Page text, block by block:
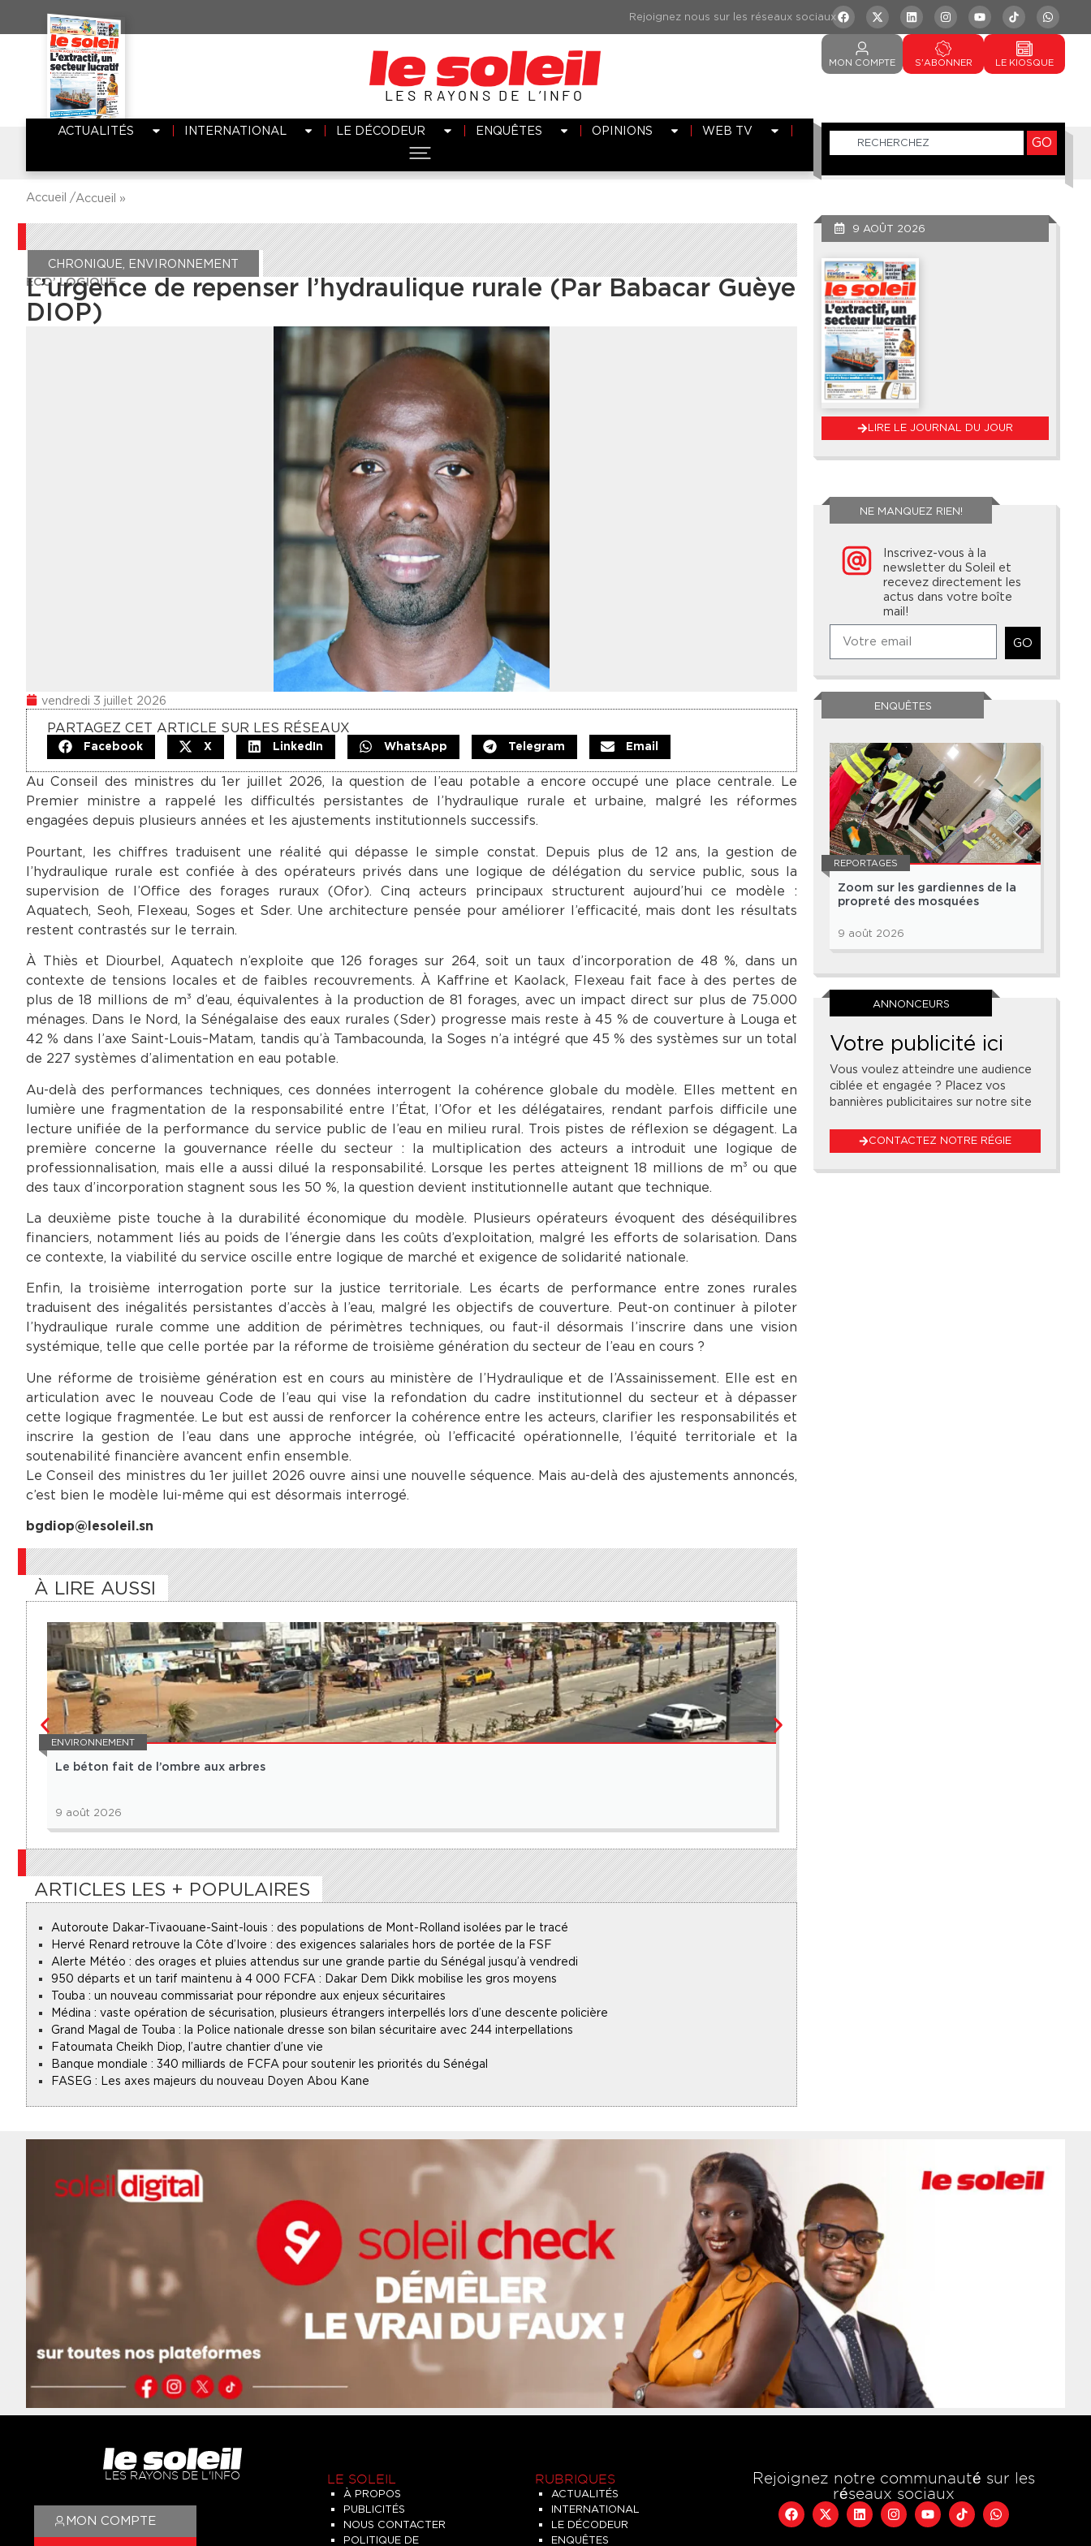
LES RAYONS DE L’INFO
MON COMPTE S'ABONNER LE KIOSQUE
ACTUALITÉS INTERNATIONAL LE DÉCODEUR ENQUÊTES OPINIONS WEB TV
GO
Accueil /Accueil »
CHRONIQUE ENVIRONNEMENT
ECO’ LOGIQUE
L’urgence de repenser l’hydraulique rurale (Par Babacar Guèye
DIOP)
vendredi 3 juillet 2026
PARTAGEZ CET ARTICLE SUR LES RÉSEAUX
Facebook X LinkedIn WhatsApp Telegram Email
Au Conseil des ministres du 1er juillet 2026, la question de l’eau potable a encore occupé une place centrale. Le
Premier ministre a rappelé les difficultés persistantes de l’hydraulique rurale et urbaine, malgré les réformes
engagées depuis plusieurs années et les ajustements institutionnels successifs.
Pourtant, les chiffres traduisent une réalité qui dépasse le simple constat. Depuis plus de 12 ans, la gestion de
l’hydraulique rurale est confiée à des opérateurs privés dans une logique de délégation du service public, sous la
supervision de l’Office des forages ruraux (Ofor). Cinq acteurs principaux structurent aujourd’hui ce modèle :
Aquatech, Seoh, Flexeau, Soges et Sder. Une architecture pensée pour améliorer l’efficacité, mais dont les résultats
restent contrastés sur le terrain.
À Thiès et Diourbel, Aquatech n’exploite que 126 forages sur 264, soit un taux d’incorporation de 48 %, dans un
contexte de tensions locales et de faibles recouvrements. À Kaffrine et Kaolack, Flexeau fait face à des pertes de
plus de 18 millions de m³ d’eau, équivalentes à la production de 81 forages, avec un impact direct sur plus de 75.000
ménages. Dans le Nord, la Sénégalaise des eaux rurales (Sder) progresse mais reste à 45 % de couverture à Louga et
42 % dans l’axe Saint-Louis–Matam, tandis qu’à Tambacounda, la Soges n’a intégré que 45 % des systèmes sur un total
de 227 systèmes d’alimentation en eau potable.
Au-delà des performances techniques, ces données interrogent la cohérence globale du modèle. Elles mettent en
lumière une fragmentation de la responsabilité entre l’État, l’Ofor et les délégataires, rendant parfois difficile une
lecture unifiée de la performance du service public de l’eau en milieu rural. Trois pistes de réflexion se dégagent. La
première concerne la gouvernance réelle du secteur : la multiplication des acteurs a introduit une logique de
professionnalisation, mais elle a aussi dilué la responsabilité. Lorsque les pertes atteignent 18 millions de m³ ou que
des taux d’incorporation stagnent sous les 50 %, la question devient institutionnelle autant que technique.
La deuxième piste touche à la durabilité économique du modèle. Plusieurs opérateurs évoquent des déséquilibres
financiers, notamment liés au poids de l’énergie dans les coûts d’exploitation, malgré les efforts de solarisation. Dans
ce contexte, la viabilité du service oscille entre logique de marché et exigence de solidarité nationale.
Enfin, la troisième interrogation porte sur la justice territoriale. Les écarts de performance entre zones rurales
traduisent des inégalités persistantes d’accès à l’eau, malgré les objectifs de couverture. Peut-on continuer à piloter
l’hydraulique rurale comme une addition de périmètres techniques, ou faut-il désormais l’inscrire dans une vision
systémique, telle que celle portée par la réforme de troisième génération du secteur de l’eau en cours ?
Une réforme de troisième génération est en cours au ministère de l’Hydraulique et de l’Assainissement. Elle est en
articulation avec le nouveau Code de l’eau qui vise la refondation du cadre institutionnel du secteur et à dépasser
cette logique fragmentée. Le but est aussi de renforcer la cohérence entre les acteurs, clarifier les responsabilités et
inscrire la gestion de l’eau dans une approche intégrée, où l’efficacité opérationnelle, l’équité territoriale et la
soutenabilité financière avancent enfin ensemble.
Le Conseil des ministres du 1er juillet 2026 ouvre ainsi une nouvelle séquence. Mais au-delà des ajustements annoncés,
c’est bien le modèle lui-même qui est désormais interrogé.
bgdiop@lesoleil.sn
À LIRE AUSSI
ENVIRONNEMENT
Le béton fait de l’ombre aux arbres
9 août 2026
ENVIRONNEMENT
ARTICLES LES + POPULAIRES
Autoroute Dakar-Tivaouane-Saint-louis : des populations de Mont-Rolland isolées par le tracé
Hervé Renard retrouve la Côte d’Ivoire : des exigences salariales hors de portée de la FSF
Alerte Météo : des orages et pluies attendus sur une grande partie du Sénégal jusqu’à vendredi
950 départs et un tarif maintenu à 4 000 FCFA : Dakar Dem Dikk mobilise les gros moyens
Touba : un nouveau commissariat pour répondre aux enjeux sécuritaires
Médina : vaste opération de sécurisation, plusieurs étrangers interpellés lors d’une descente policière
Grand Magal de Touba : la Police nationale dresse son bilan sécuritaire avec 244 interpellations
Fatoumata Cheikh Diop, l’autre chantier d’une vie
Banque mondiale : 340 milliards de FCFA pour soutenir les priorités du Sénégal
FASEG : Les axes majeurs du nouveau Doyen Abou Kane
9 AOÛT 2026
LIRE LE JOURNAL DU JOUR
NE MANQUEZ RIEN!
Inscrivez-vous à la
newsletter du Soleil et
recevez directement les
actus dans votre boîte
mail!
GO
ENQUÊTES
REPORTAGES
Zoom sur les gardiennes de la
propreté des mosquées
9 août 2026
ANNONCEURS
Votre publicité ici
Vous voulez atteindre une audience
ciblée et engagée ? Placez vos
bannières publicitaires sur notre site
CONTACTEZ NOTRE RÉGIE
LES RAYONS DE L'INFO
MON COMPTE
LE SOLEIL
À PROPOS
PUBLICITÉS
NOUS CONTACTER
POLITIQUE DE
RUBRIQUES
ACTUALITÉS
INTERNATIONAL
LE DÉCODEUR
ENQUÊTES
Rejoignez notre communauté sur les
réseaux sociaux